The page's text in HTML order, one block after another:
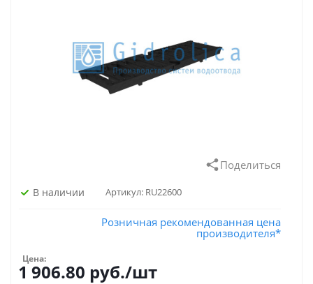
Поделиться
В наличии Артикул: RU22600
Розничная рекомендованная цена
производителя*
Цена:
1 906.80 руб./шт